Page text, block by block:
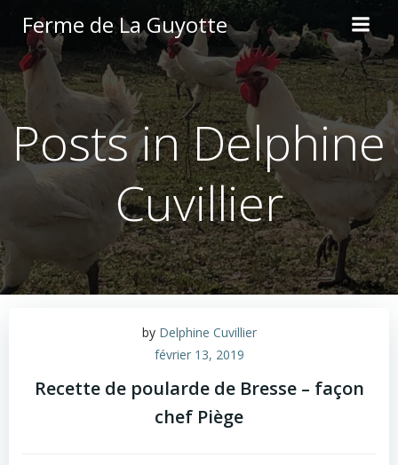
Aller
au
contenu
Ferme de La Guyotte
Posts inDelphine
Cuvillier
by Delphine Cuvillier
février 13, 2019
Recette de poularde de Bresse – façon
chef Piège